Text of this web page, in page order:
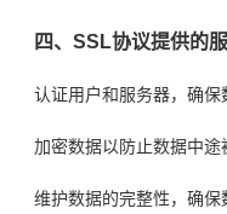
四、SSL协议提供的
认证用户和服务器，确保
加密数据以防止数据中途
维护数据的完整性，确保